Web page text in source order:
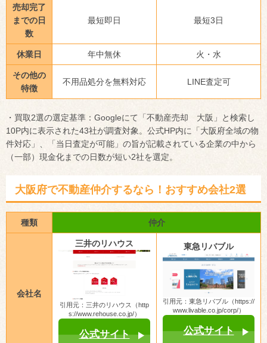
売却完了
までの日
数
最短即日 最短3日
休業日 年中無休 火・水
その他の
特徴
不用品処分を無料対応 LINE査定可
・買取2選の選定基準：Googleにて「不動産売却 大阪」と検索し
10P内に表示された43社が調査対象。公式HP内に「大阪府全域の物
件対応」、「当日査定が可能」の旨が記載されている企業の中から
（一部）現金化までの日数が短い2社を選定。
大阪府で不動産仲介するなら！おすすめ会社2選
種類 仲介
会社名
三井のリハウス
引用元：三井のリハウス（http
s://www.rehouse.co.jp/）
公式サイト
東急リバブル
引用元：東急リバブル（https://
www.livable.co.jp/corp/）
公式サイト